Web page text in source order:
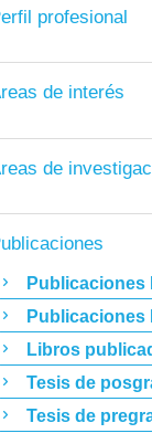
profesional
de interés
de
Publicaciones
Publicaciones
Libros
Tesis de
Tesis de